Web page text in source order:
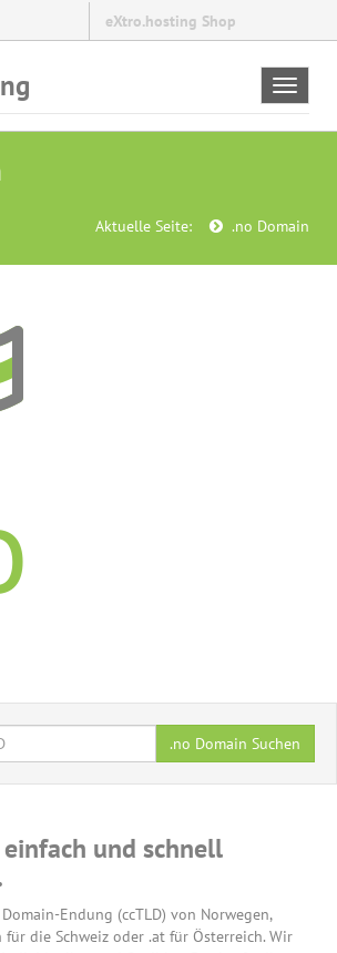
eXtro.hosting Shop
Toggle
Aktuelle Seite: .no Domain
.no Domain Suchen
und schnell
Endung (ccTLD) von Norwegen,
die Schweiz oder .at für Österreich. Wir